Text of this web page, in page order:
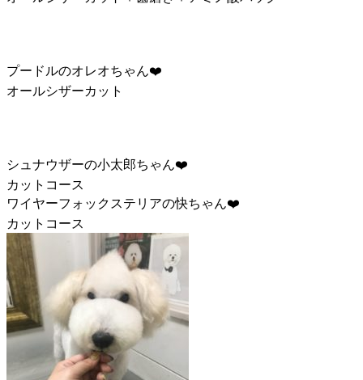
プードルのオレオちゃん❤️
オールシザーカット
シュナウザーの小太郎ちゃん❤️
カットコース
ワイヤーフォックステリアの快ちゃん❤️
カットコース